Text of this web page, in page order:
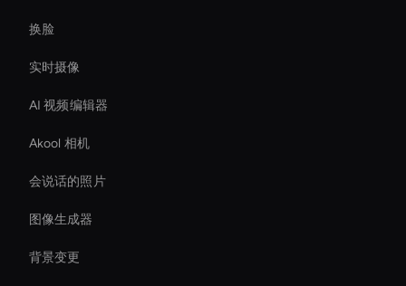
换脸
实时摄像
AI 视频编辑器
Akool 相机
会说话的照片
图像生成器
背景变更